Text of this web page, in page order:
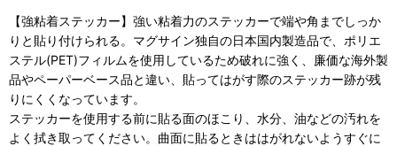
【強粘着ステッカー】強い粘着力のステッカーで端や角までしっか
りと貼り付けられる。マグサイン独自の日本国内製造品で、ポリエ
ステル(PET)フィルムを使用しているため破れに強く、廉価な海外製
品やペーパーベース品と違い、貼ってはがす際のステッカー跡が残
りにくくなっています。
ステッカーを使用する前に貼る面のほこり、水分、油などの汚れを
よく拭き取ってください。曲面に貼るときははがれないようすぐに